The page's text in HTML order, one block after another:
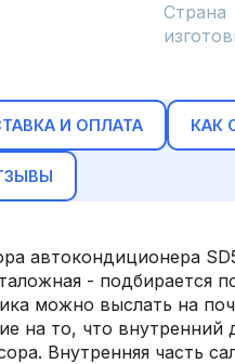
Страна
И ОПЛАТА КАК
автокондиционера
- подбирается
можно выслать на
на то, что внутренний
Внутренняя часть